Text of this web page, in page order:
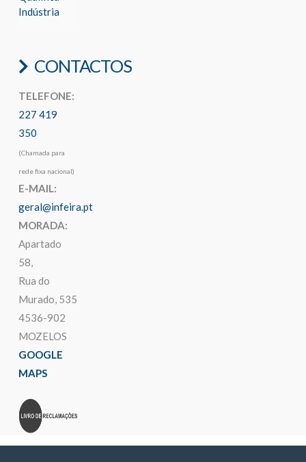
Indústria
CONTACTOS
TELEFONE:
227 419
350
(Chamada para
rede fixa nacional)
E-MAIL:
geral@infeira.pt
MORADA:
Apartado
58,
Rua do
Murado, 535
4536-902
MOZELOS
GOOGLE
MAPS